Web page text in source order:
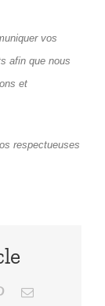
vos
afin que nous
et
respectueuses
PinterestEmail